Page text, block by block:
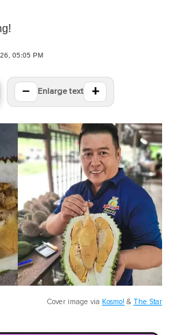
05:05 PM
− Enlarge text +
Cover image via Kosmo! & The Star